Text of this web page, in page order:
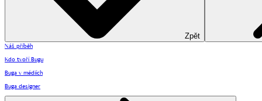
Zpět
Náš příběh
Kdo tvoří Bugu
Buga v médiích
Buga designer